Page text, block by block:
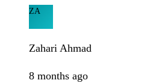
ZA
Zahari Ahmad
8 months ago